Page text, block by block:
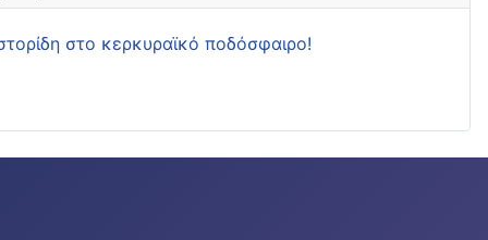
στο κερκυραϊκό ποδόσφαιρο!